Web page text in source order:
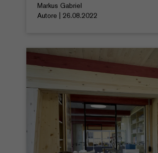
Markus Gabriel
Autore | 26.08.2022